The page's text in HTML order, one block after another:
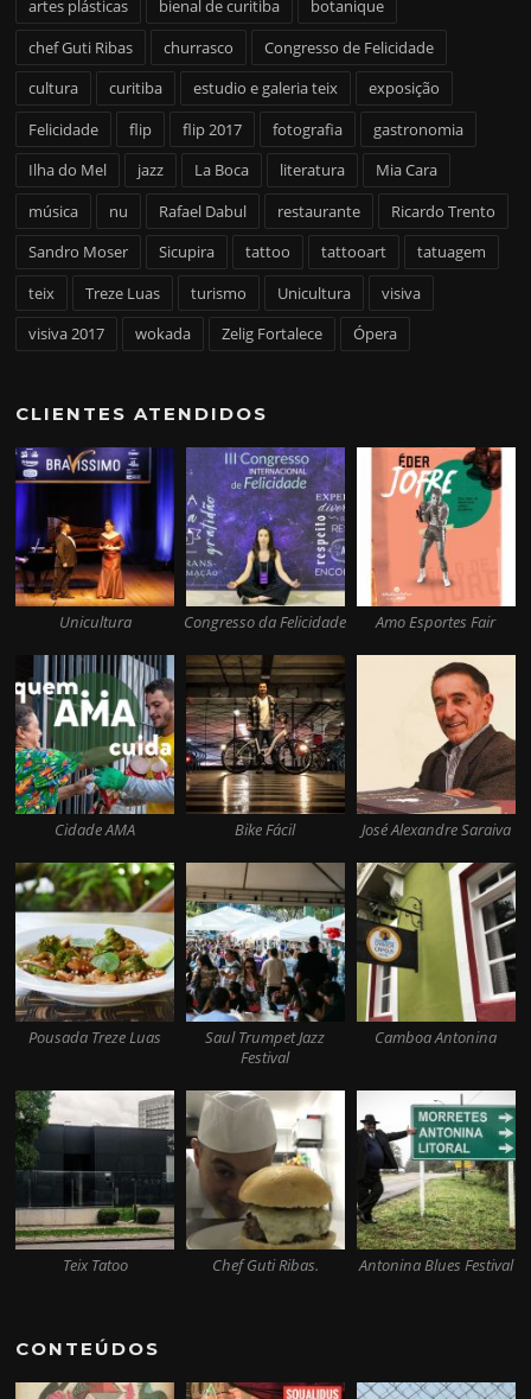
artes plásticas bienal de curitiba
botanique
chef Guti Ribas
churrasco
Congresso de Felicidade
cultura
curitiba estudio e galeria teix
exposição
Felicidade
flip flip 2017 fotografia
gastronomia
Ilha do Mel
jazz La Boca literatura
Mia Cara
música
nu Rafael Dabul restaurante
Ricardo Trento
Sandro Moser
Sicupira tattoo tattooart
tatuagem
teix
Treze Luas turismo Unicultura
visiva
visiva 2017
wokada Zelig Fortalece Ópera
CLIENTES ATENDIDOS
Unicultura Congresso da Felicidade Amo Esportes Fair
Cidade AMA Bike Fácil José Alexandre Saraiva
Pousada Treze Luas
Saul Trumpet Jazz
Festival
Camboa Antonina
Teix Tatoo Chef Guti Ribas. Antonina Blues Festival
CONTEÚDOS